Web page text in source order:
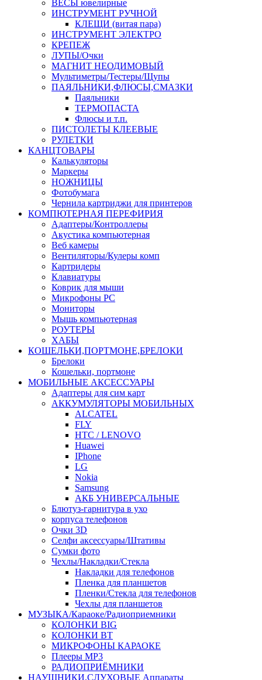
ВЕСЫ ювелирные
ИНСТРУМЕНТ РУЧНОЙ
КЛЕЩИ (витая пара)
ИНСТРУМЕНТ ЭЛЕКТРО
КРЕПЕЖ
ЛУПЫ/Очки
МАГНИТ НЕОДИМОВЫЙ
Мультиметры/Тестеры/Щупы
ПАЯЛЬНИКИ,ФЛЮСЫ,СМАЗКИ
Паяльники
ТЕРМОПАСТА
Флюсы и т.п.
ПИСТОЛЕТЫ КЛЕЕВЫЕ
РУЛЕТКИ
КАНЦТОВАРЫ
Калькуляторы
Маркеры
НОЖНИЦЫ
Фотобумага
Чернила картриджи для принтеров
КОМПЮТЕРНАЯ ПЕРЕФИРИЯ
Адаптеры/Контроллеры
Акустика компьютерная
Веб камеры
Вентиляторы/Кулеры комп
Картридеры
Клавиатуры
Коврик для мыши
Микрофоны PC
Мониторы
Мышь компьютерная
РОУТЕРЫ
ХАБЫ
КОШЕЛЬКИ,ПОРТМОНЕ,БРЕЛОКИ
Брелоки
Кошельки, портмоне
МОБИЛЬНЫЕ АКСЕССУАРЫ
Адаптеры для сим карт
АККУМУЛЯТОРЫ МОБИЛЬНЫХ
ALCATEL
FLY
HTC / LENOVO
Huawei
IPhone
LG
Nokia
Samsung
АКБ УНИВЕРСАЛЬНЫЕ
Блютуз-гарнитура в ухо
корпуса телефонов
Очки 3D
Селфи аксессуары/Штативы
Сумки фото
Чехлы/Накладки/Стекла
Накладки для телефонов
Пленка для планшетов
Пленки/Стекла для телефонов
Чехлы для планшетов
МУЗЫКА/Караоке/Радиоприемники
КОЛОНКИ BIG
КОЛОНКИ BT
МИКРОФОНЫ КАРАОКЕ
Плееры MP3
РАДИОПРИЁМНИКИ
НАУШНИКИ,СЛУХОВЫЕ Аппараты